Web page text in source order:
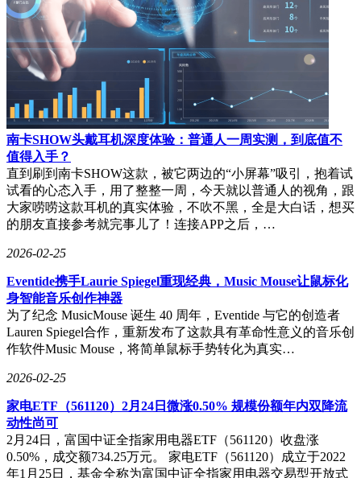
南卡SHOW头戴耳机深度体验：普通人一周实测，到底值不
值得入手？
直到刷到南卡SHOW这款，被它两边的“小屏幕”吸引，抱着试
试看的心态入手，用了整整一周，今天就以普通人的视角，跟
大家唠唠这款耳机的真实体验，不吹不黑，全是大白话，想买
的朋友直接参考就完事儿了！连接APP之后，…
2026-02-25
Eventide携手Laurie Spiegel重现经典，Music Mouse让鼠标化
身智能音乐创作神器
为了纪念 MusicMouse 诞生 40 周年，Eventide 与它的创造者
Lauren Spiegel合作，重新发布了这款具有革命性意义的音乐创
作软件Music Mouse，将简单鼠标手势转化为真实…
2026-02-25
家电ETF（561120）2月24日微涨0.50% 规模份额年内双降流
动性尚可
2月24日，富国中证全指家用电器ETF（561120）收盘涨
0.50%，成交额734.25万元。 家电ETF（561120）成立于2022
年1月25日，基金全称为富国中证全指家用电器交易型开放式